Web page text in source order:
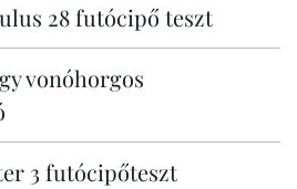
28 futócipő teszt
vonóhorgos
3 futócipőteszt